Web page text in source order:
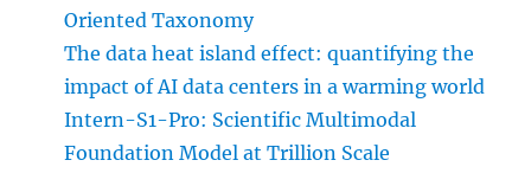
Oriented Taxonomy
The data heat island effect: quantifying the
impact of AI data centers in a warming world
Intern-S1-Pro: Scientific Multimodal
Foundation Model at Trillion Scale